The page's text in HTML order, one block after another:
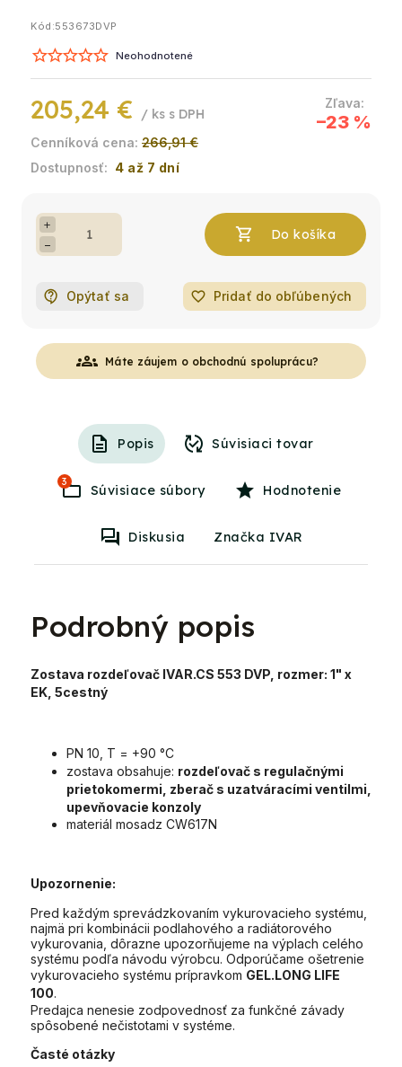
Kód:553673DVP
Neohodnotené
266,91 €
–23 %
205,24 € / ks
4 až 7 dní
+
−
Opýtať sa favorite_border Pridať do obľúbených
groups Máte záujem o obchodnú spoluprácu?
Popis Súvisiaci tovar
3
Súvisiace súbory Hodnotenie
Diskusia Značka IVAR
Podrobný popis
Zostava rozdeľovač IVAR.CS 553 DVP, rozmer: 1" x
EK, 5cestný
PN 10, T = +90 °C
zostava obsahuje: rozdeľovač s regulačnými
prietokomermi, zberač s uzatváracími ventilmi,
upevňovacie konzoly
materiál mosadz CW617N
Upozornenie:
Pred každým sprevádzkovaním vykurovacieho systému,
najmä pri kombinácii podlahového a radiátorového
vykurovania, dôrazne upozorňujeme na výplach celého
systému podľa návodu výrobcu. Odporúčame ošetrenie
vykurovacieho systému prípravkom GEL.LONG LIFE
100.
Predajca nenesie zodpovednosť za funkčné závady
spôsobené nečistotami v systéme.
Časté otázky